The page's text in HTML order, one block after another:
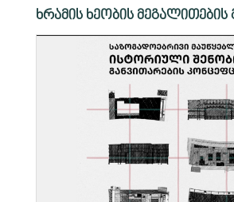
ხრამის ხეობის მეგალითების